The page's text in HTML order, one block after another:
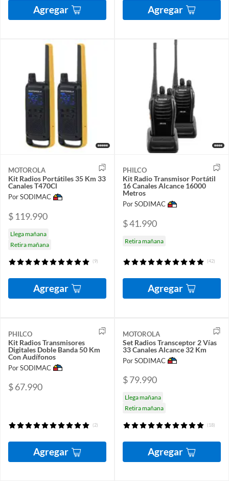
Agregar Agregar
MOTOROLA
Kit Radios Portátiles 35 Km 33
Canales T470Cl
Por SODIMAC
$ 119.990
Llega mañana
Retira mañana
(9)
Agregar
PHILCO
Kit Radio Transmisor Portátil
16 Canales Alcance 16000
Metros
Por SODIMAC
$ 41.990
Retira mañana
(42)
Agregar
PHILCO
Kit Radios Transmisores
Digitales Doble Banda 50 Km
Con Audífonos
Por SODIMAC
$ 67.990
(2)
Agregar
MOTOROLA
Set Radios Transceptor 2 Vías
33 Canales Alcance 32 Km
Por SODIMAC
$ 79.990
Llega mañana
Retira mañana
(18)
Agregar